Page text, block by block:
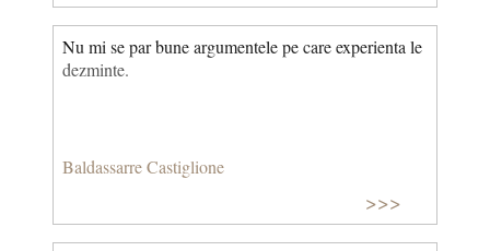
Nu mi se par bune argumentele pe care experienta le
dezminte.
Baldassarre Castiglione
>>>